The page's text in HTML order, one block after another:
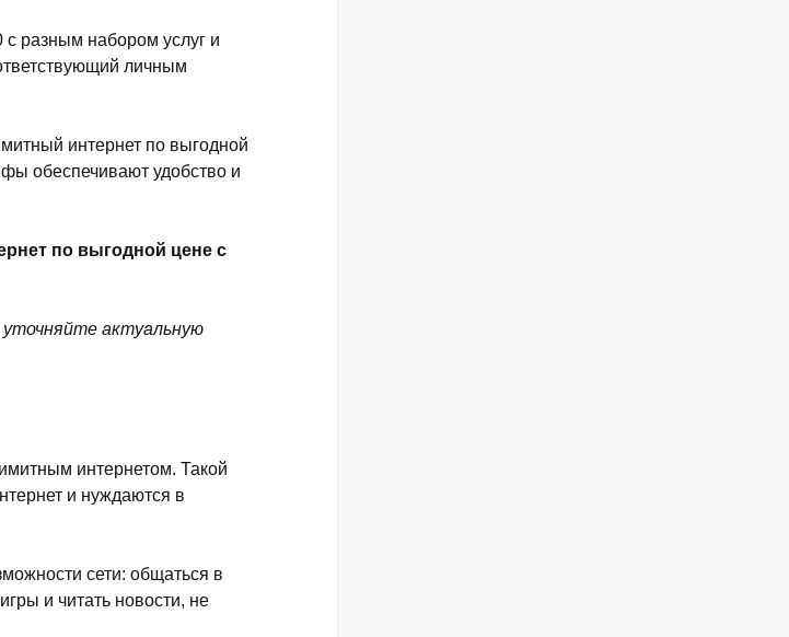
с разным набором услуг и
личным
интернет по выгодной
обеспечивают удобство и
по выгодной цене с
актуальную
интернетом. Такой
и нуждаются в
сети: общаться в
и читать новости, не